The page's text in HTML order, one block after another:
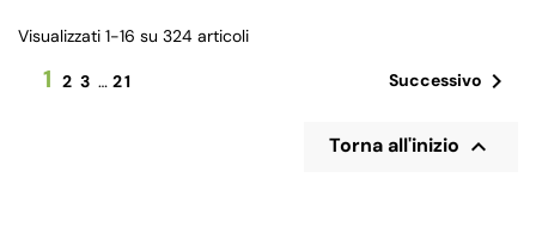
Visualizzati 1-16 su 324 articoli
1 2 3 … 21 Successivo 
Torna all'inizio 